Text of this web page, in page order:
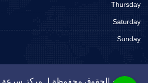
Thursday
Saturday
Sunday